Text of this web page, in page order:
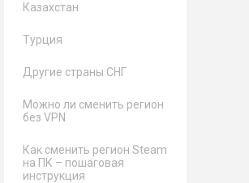
Казахстан
Турция
Другие страны СНГ
Можно ли сменить регион
без VPN
Как сменить регион Steam
на ПК – пошаговая
инструкция